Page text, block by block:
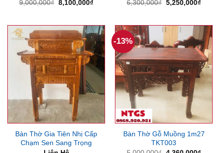
9,000,000₫ Giá
gốc
8,100,000₫Giá
8,100,000₫.
6,300,000₫ Giá
gốc
5,250,000₫Giá
Bàn Thờ Gia Tiên Nhị Cấp
Chạm Sen Sang Trọng
-13%
Bàn Thờ Gỗ Muồng 1m27
TKT003